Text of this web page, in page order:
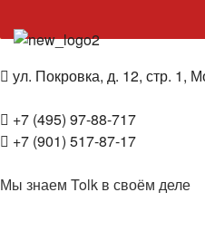
год основания 1996
ул. Покровка, д. 12, стр. 1,
+7 (495) 97-88-717
+7 (901) 517-87-17
Мы знаем Tolk в своём деле